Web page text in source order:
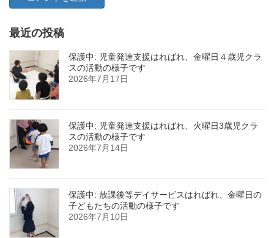
最近の投稿
保護中: 児童発達支援はればれ、金曜日４歳児クラ
スの活動の様子です
2026年7月17日
保護中: 児童発達支援はればれ、火曜日3歳児クラ
スの活動の様子です
2026年7月14日
保護中: 放課後等デイサービスはればれ、金曜日の
子どもたちの活動の様子です
2026年7月10日